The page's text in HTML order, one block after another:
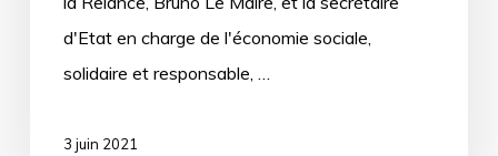
d'Etat en charge de l'économie sociale,
solidaire et responsable, …
3 juin 2021